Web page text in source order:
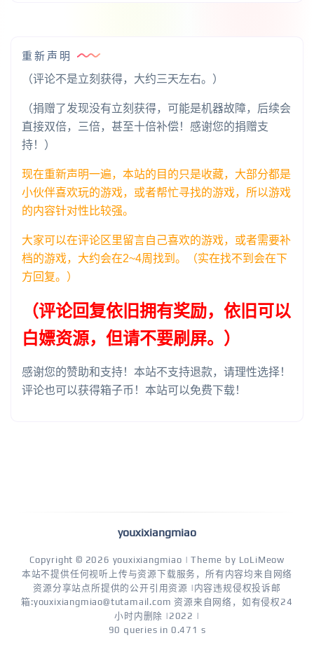
重新声明
（评论不是立刻获得，大约三天左右。）
（捐赠了发现没有立刻获得，可能是机器故障，后续会
直接双倍，三倍，甚至十倍补偿！感谢您的捐赠支
持！）
现在重新声明一遍，本站的目的只是收藏，大部分都是
小伙伴喜欢玩的游戏，或者帮忙寻找的游戏，所以游戏
的内容针对性比较强。
大家可以在评论区里留言自己喜欢的游戏，或者需要补
档的游戏，大约会在2~4周找到。（实在找不到会在下
方回复。）
（评论回复依旧拥有奖励，依旧可以
白嫖资源，但请不要刷屏。）
感谢您的赞助和支持！本站不支持退款，请理性选择！
评论也可以获得箱子币！本站可以免费下载！
youxixiangmiao
Copyright © 2026 youxixiangmiao | Theme by LoLiMeow
本站不提供任何视听上传与资源下载服务，所有内容均来自网络
资源分享站点所提供的公开引用资源 |内容违规侵权投诉邮
箱:youxixiangmiao@tutamail.com 资源来自网络，如有侵权24
小时内删除 |2022 |
90 queries in 0.471 s